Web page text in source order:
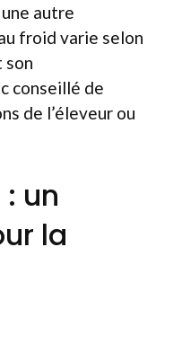
autre
froid varie selon
son
conseillé de
de l’éleveur ou
un
la